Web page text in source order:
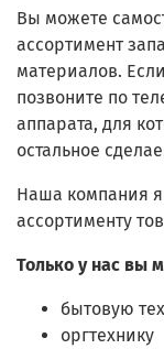
Вы можете
ассортимент
материалов.
позвоните по
аппарата, для
остальное
Наша компания
ассортименту
Только у нас вы
бытовую
оргтехнику